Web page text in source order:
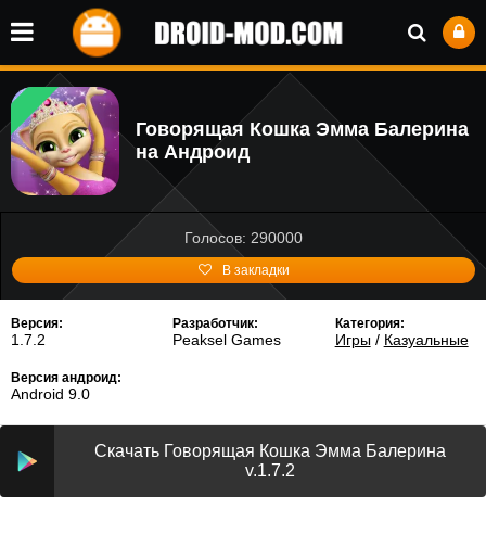
Говорящая Кошка Эмма Балерина
на Андроид
Голосов: 290000
В закладки
Версия:
1.7.2
Разработчик:
Peaksel Games
Категория:
Игры/ Казуальные
Версия андроид:
Android 9.0
Скачать Говорящая Кошка Эмма Балерина
v.1.7.2